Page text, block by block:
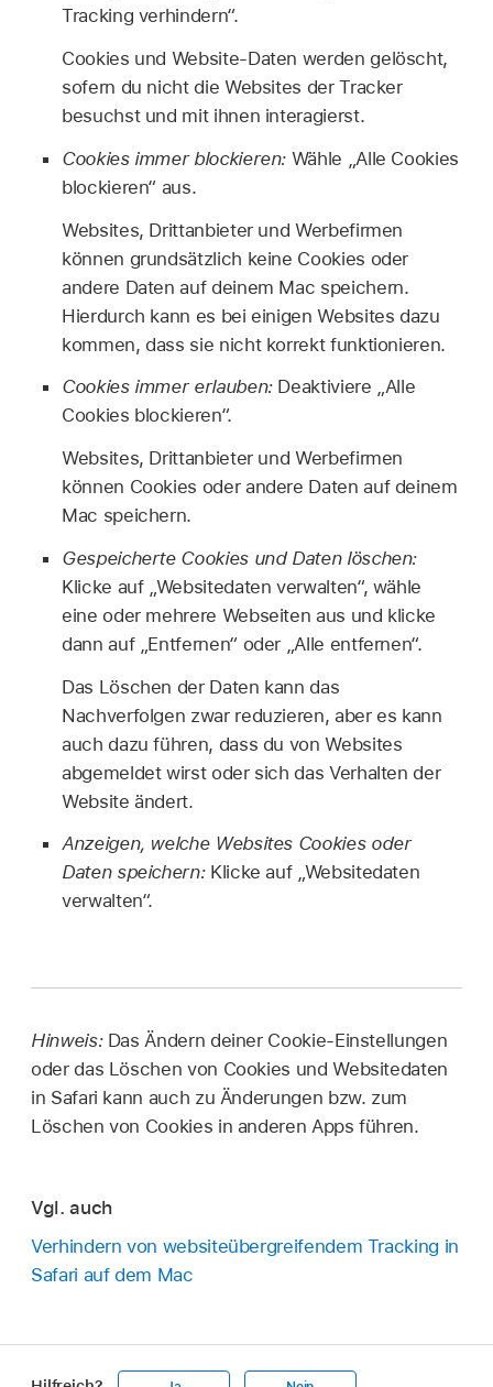
Tracking verhindern“.
Cookies und Website-Daten werden gelöscht,
sofern du nicht die Websites der Tracker
besuchst und mit ihnen interagierst.
Cookies immer blockieren: Wähle „Alle Cookies
blockieren“ aus.
Websites, Drittanbieter und Werbefirmen
können grundsätzlich keine Cookies oder
andere Daten auf deinem Mac speichern.
Hierdurch kann es bei einigen Websites dazu
kommen, dass sie nicht korrekt funktionieren.
Cookies immer erlauben:Deaktiviere „Alle
Cookies blockieren“.
Websites, Drittanbieter und Werbefirmen
können Cookies oder andere Daten auf deinem
Mac speichern.
Gespeicherte Cookies und Daten löschen:
Klicke auf „Websitedaten verwalten“, wähle
eine oder mehrere Webseiten aus und klicke
dann auf „Entfernen“ oder „Alle entfernen“.
Das Löschen der Daten kann das
Nachverfolgen zwar reduzieren, aber es kann
auch dazu führen, dass du von Websites
abgemeldet wirst oder sich das Verhalten der
Website ändert.
Anzeigen, welche Websites Cookies oder
Daten speichern:Klicke auf „Websitedaten
verwalten“.
Hinweis: Das Ändern deiner Cookie-Einstellungen
oder das Löschen von Cookies und Websitedaten
in Safari kann auch zu Änderungen bzw. zum
Löschen von Cookies in anderen Apps führen.
Vgl. auch
Verhindern von websiteübergreifendem Tracking in
Safari auf dem Mac